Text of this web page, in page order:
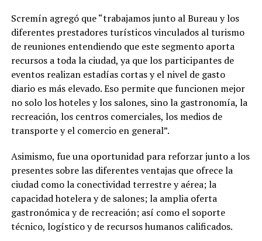
Scremín agregó que “trabajamos junto al Bureau y los
diferentes prestadores turísticos vinculados al turismo
de reuniones entendiendo que este segmento aporta
recursos a toda la ciudad, ya que los participantes de
eventos realizan estadías cortas y el nivel de gasto
diario es más elevado. Eso permite que funcionen mejor
no solo los hoteles y los salones, sino la gastronomía, la
recreación, los centros comerciales, los medios de
transporte y el comercio en general”.
Asimismo, fue una oportunidad para reforzar junto a los
presentes sobre las diferentes ventajas que ofrece la
ciudad como la conectividad terrestre y aérea; la
capacidad hotelera y de salones; la amplia oferta
gastronómica y de recreación; así como el soporte
técnico, logístico y de recursos humanos calificados.